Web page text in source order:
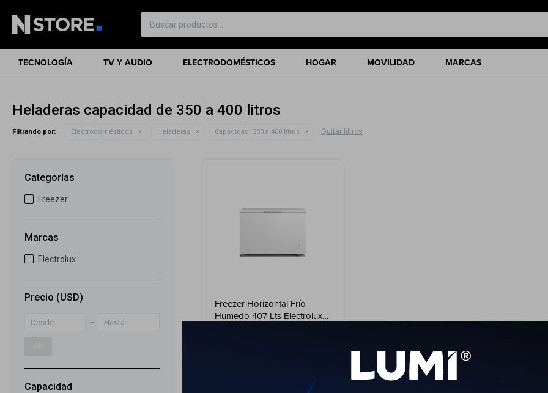
TECNOLOGÍA TV Y AUDIO ELECTRODOMÉSTICOS HOGAR MOVILIDAD MARCAS
Heladeras capacidad de 350 a 400 litros
Filtrando por: Electrodomésticos Heladeras Capacidad: 350 a 400 litros Quitar filtros
Freezer Horizontal Frío
Humedo 407 Lts Electrolux
Categorías
Freezer
Marcas
Electrolux
Precio (USD)
Capacidad